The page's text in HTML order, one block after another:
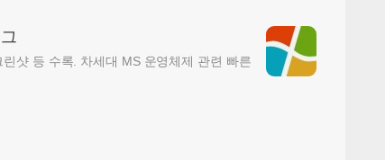
샷 등 수록. 차세대 MS 운영체제 관련 빠른